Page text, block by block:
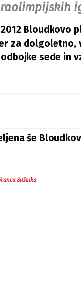
Bloudkovo
za dolgoletno,
sede in
še
Sušnika